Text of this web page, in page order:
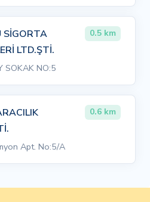
SİGORTA
LTD.ŞTİ.
0.5 km
SOKAK NO:5
0.6 km
Apt. No:5/A